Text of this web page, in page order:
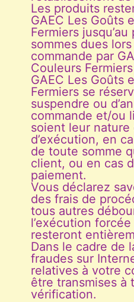
Les produits
GAEC Les Goûts
Fermiers
sommes dues
commande par
Couleurs Fermiers
GAEC Les Goûts
Fermiers se
suspendre ou
commande et/ou
soient leur nature
d’exécution, en
de toute somme
client, ou en cas
paiement.
Vous déclarez
des frais de
tous autres
l’exécution
resteront
Dans le cadre de
fraudes sur
relatives à votre
être transmises à
vérification.